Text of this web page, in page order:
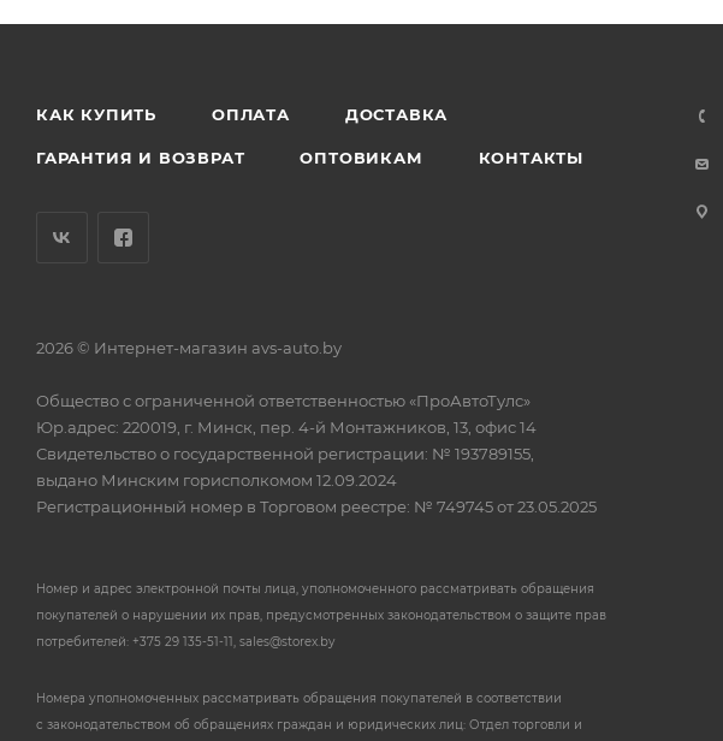
КАК КУПИТЬ ОПЛАТА ДОСТАВКА
ГАРАНТИЯ И ВОЗВРАТ ОПТОВИКАМ КОНТАКТЫ
2026 © Интернет-магазин avs-auto.by
Общество с ограниченной ответственностью «ПроАвтоТулс»
Юр.адрес: 220019, г. Минск, пер. 4-й Монтажников, 13, офис 14
Свидетельство о государственной регистрации: № 193789155,
выдано Минским горисполкомом 12.09.2024
Регистрационный номер в Торговом реестре: № 749745 от 23.05.2025
Номер и адрес электронной почты лица, уполномоченного рассматривать обращения
покупателей о нарушении их прав, предусмотренных законодательством о защите прав
потребителей: +375 29 135-51-11, sales@storex.by
Номера уполномоченных рассматривать обращения покупателей в соответствии
с законодательством об обращениях граждан и юридических лиц: Отдел торговли и